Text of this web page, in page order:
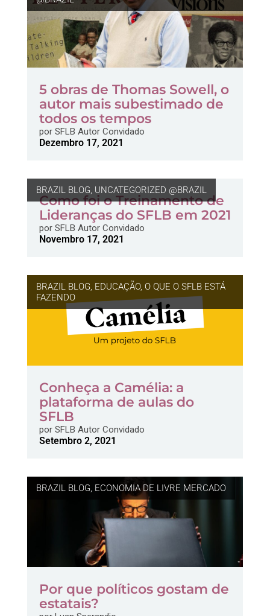
5 obras de Thomas Sowell, o
autor mais subestimado de
todos os tempos
porSFLB Autor Convidado
Dezembro 17, 2021
BRAZIL BLOG, UNCATEGORIZED @BRAZIL
Como foi o Treinamento de
Lideranças do SFLB em 2021
porSFLB Autor Convidado
Novembro 17, 2021
BRAZIL BLOG, EDUCAÇÃO, O QUE O SFLB ESTÁ
FAZENDO
Conheça a Camélia: a
plataforma de aulas do
SFLB
porSFLB Autor Convidado
Setembro 2, 2021
BRAZIL BLOG, ECONOMIA DE LIVRE MERCADO
Por que políticos gostam de
estatais?